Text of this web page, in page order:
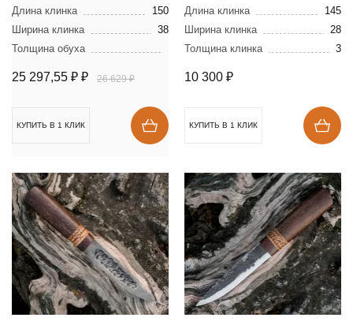
мозаичной дамасской
стали
Длина клинка
150
Ширина клинка
38
Толщина обуха
25 297,55 ₽ ₽ 26 629 ₽
КУПИТЬ В 1 КЛИК
стали N690
Длина клинка
145
Ширина клинка
28
Толщина клинка
3
10 300 ₽
КУПИТЬ В 1 КЛИК